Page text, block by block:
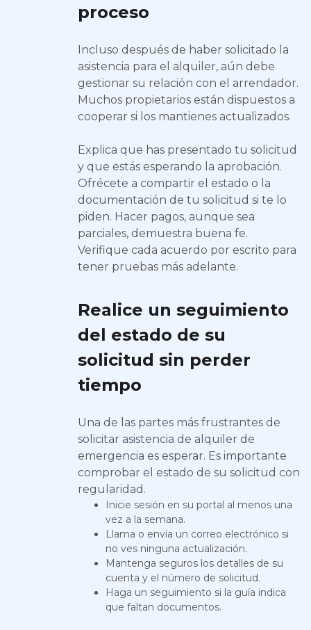
proceso
Incluso después de haber solicitado la
asistencia para el alquiler, aún debe
gestionar su relación con el arrendador.
Muchos propietarios están dispuestos a
cooperar si los mantienes actualizados.
Explica que has presentado tu solicitud
y que estás esperando la aprobación.
Ofrécete a compartir el estado o la
documentación de tu solicitud si te lo
piden. Hacer pagos, aunque sea
parciales, demuestra buena fe.
Verifique cada acuerdo por escrito para
tener pruebas más adelante.
Realice un seguimiento
del estado de su
solicitud sin perder
tiempo
Una de las partes más frustrantes de
solicitar asistencia de alquiler de
emergencia es esperar. Es importante
comprobar el estado de su solicitud con
regularidad.
Inicie sesión en su portal al menos una
vez a la semana.
Llama o envía un correo electrónico si
no ves ninguna actualización.
Mantenga seguros los detalles de su
cuenta y el número de solicitud.
Haga un seguimiento si la guía indica
que faltan documentos.